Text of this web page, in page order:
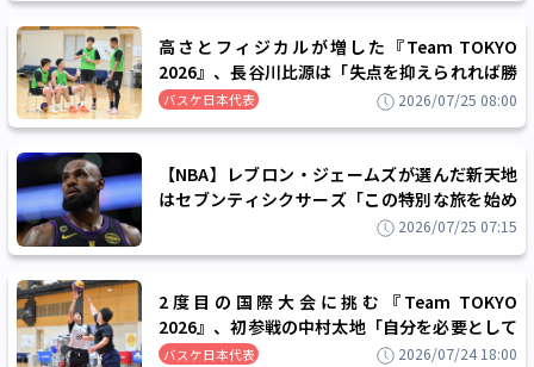
高さとフィジカルが増した『Team TOKYO
2026』、長谷川比源は「失点を抑えられれば勝
てる」と自信
バスケ日本代表 2026/07/25 08:00
【NBA】レブロン・ジェームズが選んだ新天地
はセブンティシクサーズ「この特別な旅を始め
2026/07/25 07:15
2度目の国際大会に挑む『Team TOKYO
2026』、初参戦の中村太地「自分を必要として
くれる場所でプレーできることは幸せ」
バスケ日本代表 2026/07/24 18:00